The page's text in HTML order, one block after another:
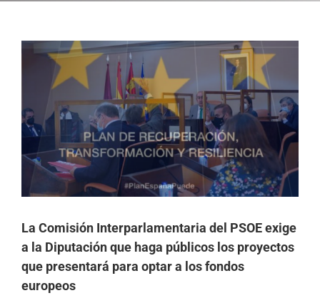
Ver
imagen
La Comisión Interparlamentaria del PSOE exige
a la Diputación que haga públicos los proyectos
que presentará para optar a los fondos
europeos